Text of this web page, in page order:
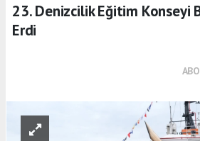
23. Denizcilik Eğitim Konseyi
Erdi